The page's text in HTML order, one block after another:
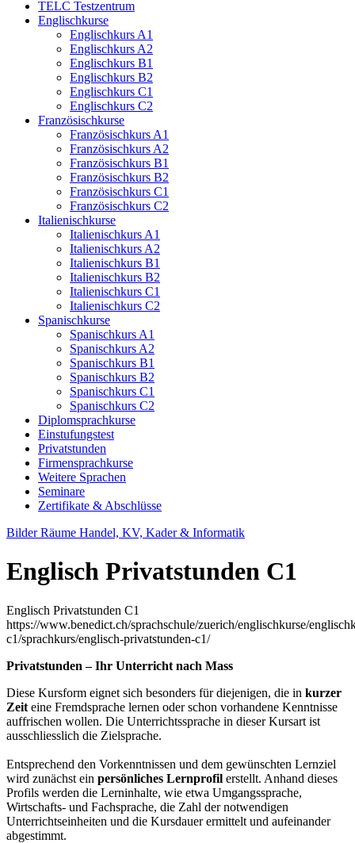
TELC Testzentrum
Englischkurse
Englischkurs A1
Englischkurs A2
Englischkurs B1
Englischkurs B2
Englischkurs C1
Englischkurs C2
Französischkurse
Französischkurs A1
Französischkurs A2
Französischkurs B1
Französischkurs B2
Französischkurs C1
Französischkurs C2
Italienischkurse
Italienischkurs A1
Italienischkurs A2
Italienischkurs B1
Italienischkurs B2
Italienischkurs C1
Italienischkurs C2
Spanischkurse
Spanischkurs A1
Spanischkurs A2
Spanischkurs B1
Spanischkurs B2
Spanischkurs C1
Spanischkurs C2
Diplomsprachkurse
Einstufungstest
Privatstunden
Firmensprachkurse
Weitere Sprachen
Seminare
Zertifikate & Abschlüsse
Bilder Räume Handel, KV, Kader & Informatik
Englisch Privatstunden C1
Englisch Privatstunden C1
https://www.benedict.ch/sprachschule/zuerich/englischkurse/
c1/sprachkurs/englisch-privatstunden-c1/
Privatstunden – Ihr Unterricht nach Mass
Diese Kursform eignet sich besonders für diejenigen, die in kurzer
Zeit eine Fremdsprache lernen oder schon vorhandene Kenntnisse
auffrischen wollen. Die Unterrichtssprache in dieser Kursart ist
ausschliesslich die Zielsprache.
Entsprechend den Vorkenntnissen und dem gewünschten Lernziel
wird zunächst ein persönliches Lernprofil erstellt. Anhand dieses
Profils werden die Lerninhalte, wie etwa Umgangssprache,
Wirtschafts- und Fachsprache, die Zahl der notwendigen
Unterrichtseinheiten und die Kursdauer ermittelt und aufeinander
abgestimmt.